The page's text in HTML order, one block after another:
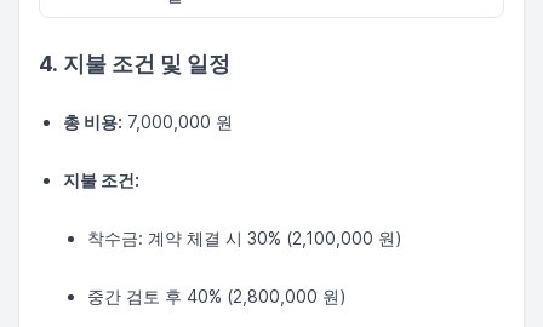
4. 지불 조건 및 일정
총 비용: 7,000,000 원
지불 조건:
착수금: 계약 체결 시 30% (2,100,000 원)
중간 검토 후 40% (2,800,000 원)